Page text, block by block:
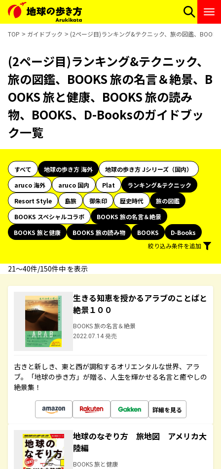
TOP ガイドブック (2ページ目)ランキング&テクニック、旅の図鑑、
(2ページ目)ランキング&テクニック、
旅の図鑑、BOOKS 旅の名言＆絶景、B
OOKS 旅と健康、BOOKS 旅の読み
物、BOOKS、D-Booksのガイドブッ
ク一覧
すべて 地球の歩き方 海外
地球の歩き方 Jシリーズ（国内）
aruco 海外
aruco 国内 Plat
ランキング&テクニック
Resort Style
島旅 御朱印 歴史時代
旅の図鑑
BOOKS スペシャルコラボ
BOOKS 旅の名言＆絶景
BOOKS 旅と健康
BOOKS 旅の読み物 BOOKS
D-Books
絞り込み条件を追加
21〜40件/150件中 を表示
生きる知恵を授かるアラブのことばと
絶景１００
BOOKS 旅の名言＆絶景
2022.07.14 発売
古きと新しき、東と西が調和するオリエンタルな世界、アラ
ブ。「地球の歩き方」が贈る、人生を輝かせる名言と癒やしの
絶景集！
詳細を見る
地球のなぞり方 旅地図 アメリカ大
陸編
BOOKS 旅と健康